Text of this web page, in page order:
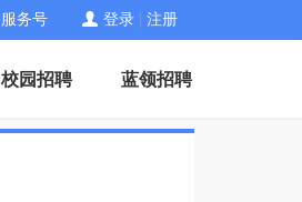
服务号 登录 注册
校园招聘 蓝领招聘